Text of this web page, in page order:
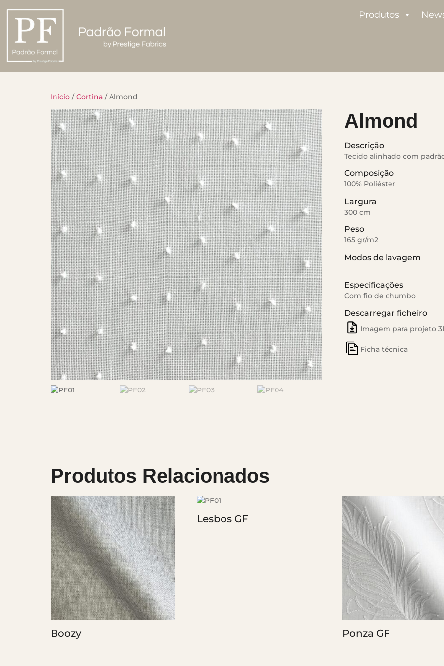
Produtos
Início /Cortina / Almond
Almond
Descrição
Tecido alinhado com
Composição
100% Poliéster
Largura
300 cm
Peso
165 gr/m2
Modos de lavagem
Especificações
Com fio de chumbo
Descarregar ficheiro
Imagem para projeto
Ficha técnica
Produtos Relacionados
Boozy
Lesbos GF
Ponza GF